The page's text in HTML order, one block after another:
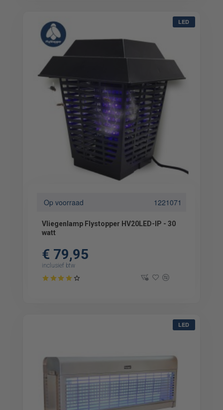
LED
Op voorraad 1221071
Vliegenlamp Flystopper HV20LED-IP - 30
watt
€ 79,95
inclusief btw
LED